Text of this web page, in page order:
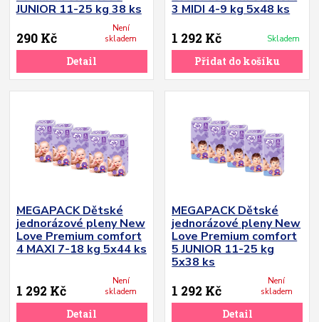
JUNIOR 11-25 kg 38 ks
290 Kč
Není
skladem
Detail
3 MIDI 4-9 kg 5x48 ks
1 292 Kč Skladem
Přidat do košíku
MEGAPACK Dětské
jednorázové pleny New
Love Premium comfort
4 MAXI 7-18 kg 5x44 ks
1 292 Kč
Není
skladem
Detail
MEGAPACK Dětské
jednorázové pleny New
Love Premium comfort
5 JUNIOR 11-25 kg
5x38 ks
1 292 Kč
Není
skladem
Detail